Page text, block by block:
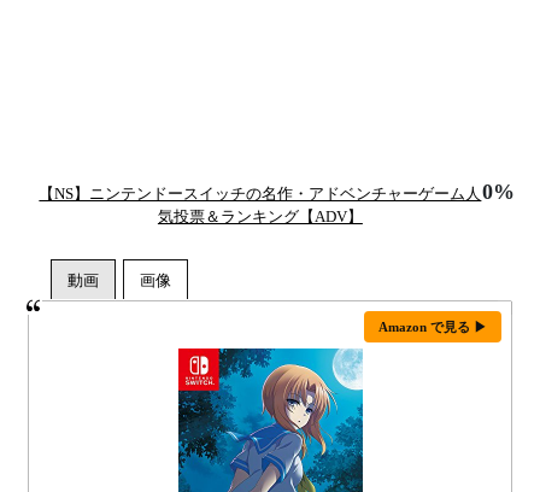
【NS】ニンテンドースイッチの名作・アドベンチャーゲーム人
気投票＆ランキング【ADV】
0%
Amazon で見る ▶